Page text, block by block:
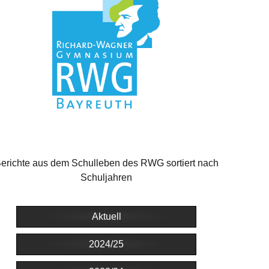
aus dem Schulleben des RWG sortiert nach
Schuljahren
Aktuell
2024/25